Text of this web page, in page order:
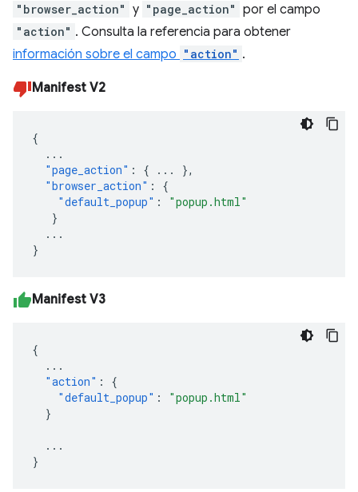
"browser_action" y "page_action" por el campo
"action" . Consulta la referencia para obtener
información sobre el campo "action" .
Manifest V2
{
...
"page_action" : { ...
},
"browser_action" :
{
"default_popup" :
"popup.html"
}
...
}
Manifest V3
{
...
"action" :
{
"default_popup" :
"popup.html"
}
...
}